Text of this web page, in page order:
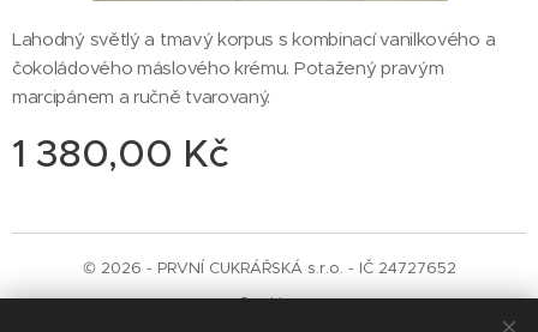
Lahodný světlý a tmavý korpus s kombinací vanilkového a
čokoládového máslového krému. Potažený pravým
marcipánem a ručně tvarovaný.
1 380,00 Kč
© 2026 - PRVNÍ CUKRÁŘSKÁ s.r.o. - IČ 24727652
Cookies